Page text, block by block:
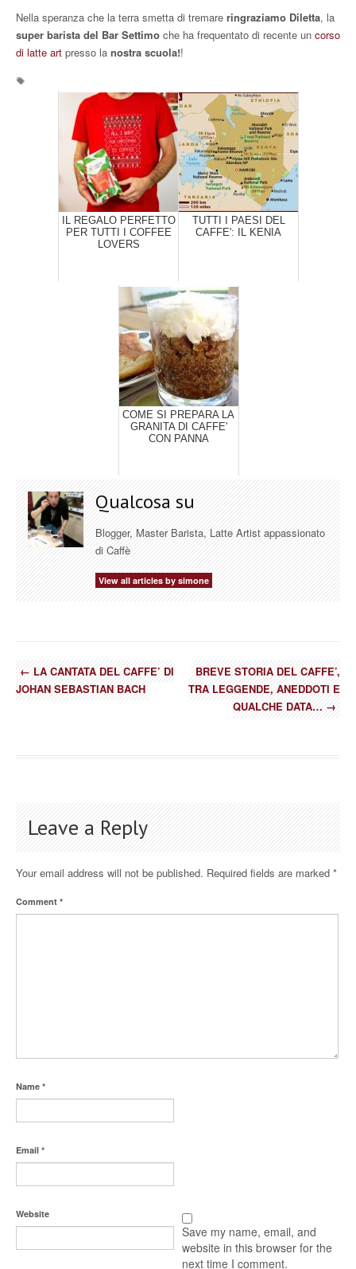
Nella speranza che la terra smetta di tremare ringraziamo Diletta, la
super barista del Bar Settimo che ha frequentato di recente un corso
di latte art presso la nostra scuola!!
IL REGALO PERFETTO
PER TUTTI I COFFEE
LOVERS
TUTTI I PAESI DEL
CAFFE': IL KENIA
COME SI PREPARA LA
GRANITA DI CAFFE'
CON PANNA
Qualcosa su
Blogger, Master Barista, Latte Artist appassionato
di Caffè
View all articles by simone
←LA CANTATA DEL CAFFE’ DI
JOHAN SEBASTIAN BACH
BREVE STORIA DEL CAFFE’,
TRA LEGGENDE, ANEDDOTI E
QUALCHE DATA…→
Leave a Reply
Your email address will not be published. Required fields are marked *
Comment *
Name *
Email *
Website
Save my name, email, and
website in this browser for the
next time I comment.